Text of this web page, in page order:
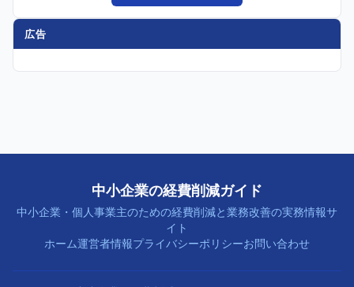
広告
中小企業の経費削減ガイド
中小企業・個人事業主のための経費削減と業務改善の実務情報サ
イト
ホーム運営者情報プライバシーポリシーお問い合わせ